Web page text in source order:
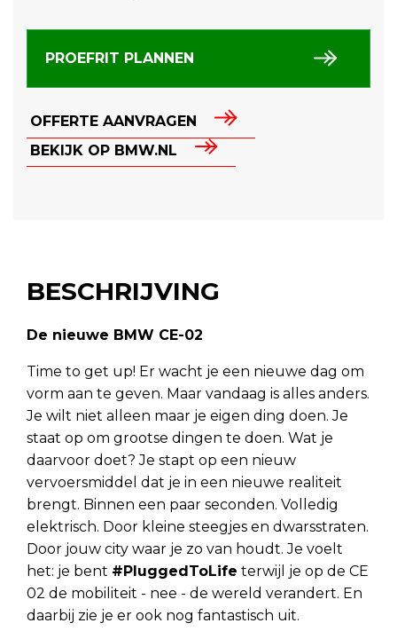
PROEFRIT PLANNEN
OFFERTE AANVRAGEN
BEKIJK OP BMW.NL
BESCHRIJVING
De nieuwe BMW CE-02
Time to get up! Er wacht je een nieuwe dag om
vorm aan te geven. Maar vandaag is alles anders.
Je wilt niet alleen maar je eigen ding doen. Je
staat op om grootse dingen te doen. Wat je
daarvoor doet? Je stapt op een nieuw
vervoersmiddel dat je in een nieuwe realiteit
brengt. Binnen een paar seconden. Volledig
elektrisch. Door kleine steegjes en dwarsstraten.
Door jouw city waar je zo van houdt. Je voelt
het: je bent #PluggedToLife terwijl je op de CE
02 de mobiliteit - nee - de wereld verandert. En
daarbij zie je er ook nog fantastisch uit.